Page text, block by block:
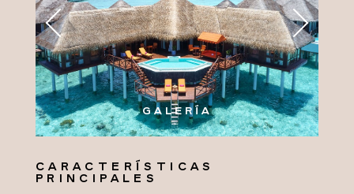
GALERÍA
CARACTERÍSTICAS
PRINCIPALES